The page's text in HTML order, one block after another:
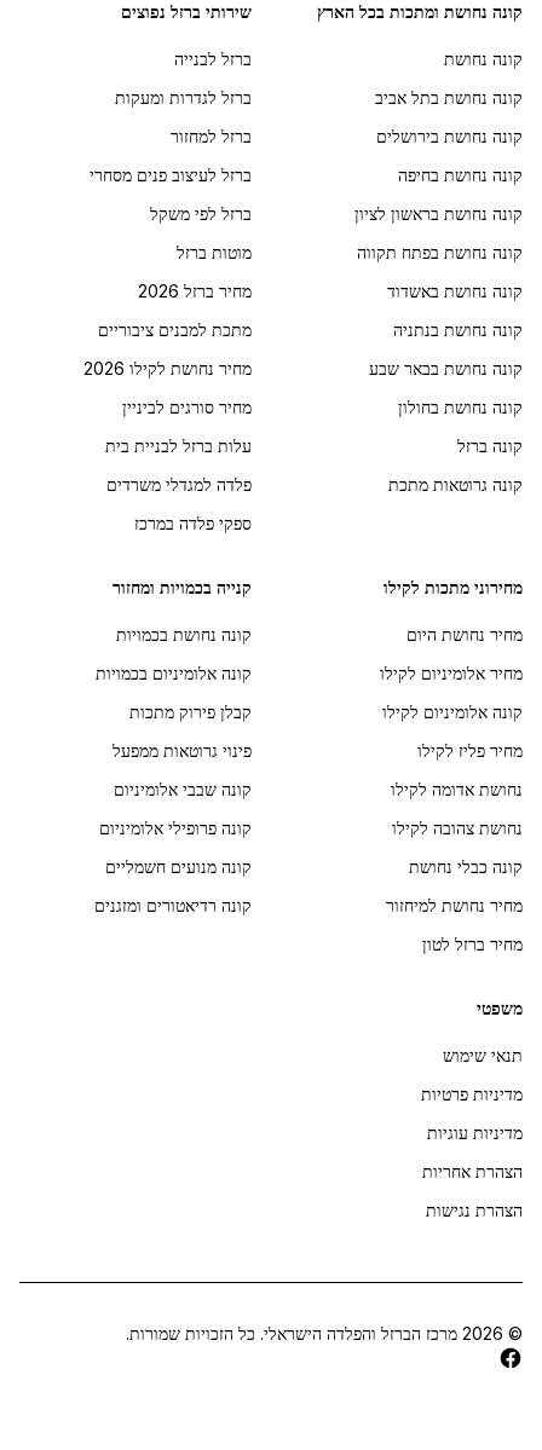
קונה נחושת ומתכות בכל הארץ
קונה נחושת
קונה נחושת בתל אביב
קונה נחושת בירושלים
קונה נחושת בחיפה
קונה נחושת בראשון לציון
קונה נחושת בפתח תקווה
קונה נחושת באשדוד
קונה נחושת בנתניה
קונה נחושת בבאר שבע
קונה נחושת בחולון
קונה ברזל
קונה גרוטאות מתכת
שירותי ברזל נפוצים
ברזל לבנייה
ברזל לגדרות ומעקות
ברזל למחזור
ברזל לעיצוב פנים מסחרי
ברזל לפי משקל
מוטות ברזל
מחיר ברזל 2026
מתכת למבנים ציבוריים
מחיר נחושת לקילו 2026
מחיר סורגים לביניין
עלות ברזל לבניית בית
פלדה למגדלי משרדים
ספקי פלדה במרכז
מחירוני מתכות לקילו
מחיר נחושת היום
מחיר אלומיניום לקילו
קונה אלומיניום לקילו
מחיר פליז לקילו
נחושת אדומה לקילו
נחושת צהובה לקילו
קונה כבלי נחושת
מחיר נחושת למיחזור
מחיר ברזל לטון
קנייה בכמויות ומחזור
קונה נחושת בכמויות
קונה אלומיניום בכמויות
קבלן פירוק מתכות
פינוי גרוטאות ממפעל
קונה שבבי אלומיניום
קונה פרופילי אלומיניום
קונה מנועים חשמליים
קונה רדיאטורים ומזגנים
משפטי
תנאי שימוש
מדיניות פרטיות
מדיניות עוגיות
הצהרת אחריות
הצהרת נגישות
©
2026 מרכז הברזל והפלדה הישראלי. כל הזכויות שמורות.